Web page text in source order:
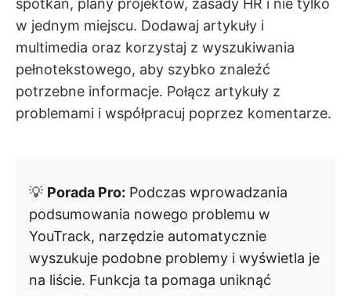
spotkań, plany projektów, zasady HR i nie tylko
w jednym miejscu. Dodawaj artykuły i
multimedia oraz korzystaj z wyszukiwania
pełnotekstowego, aby szybko znaleźć
potrzebne informacje. Połącz artykuły z
problemami i współpracuj poprzez komentarze.
💡 Porada Pro: Podczas wprowadzania
podsumowania nowego problemu w
YouTrack, narzędzie automatycznie
wyszukuje podobne problemy i wyświetla je
na liście. Funkcja ta pomaga uniknąć